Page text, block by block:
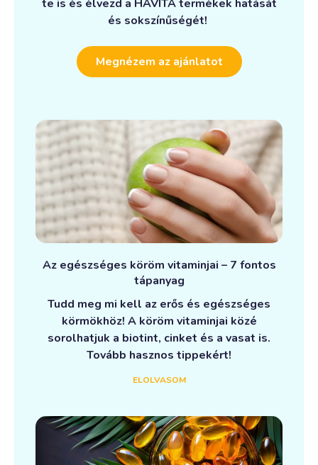
te is és élvezd a HAVITA termékek hatását
és sokszínűségét!
Megnézem az ajánlatot
Az egészséges köröm vitaminjai – 7 fontos
tápanyag
Tudd meg mi kell az erős és egészséges
körmökhöz! A köröm vitaminjai közé
sorolhatjuk a biotint, cinket és a vasat is.
Tovább hasznos tippekért!
ELOLVASOM